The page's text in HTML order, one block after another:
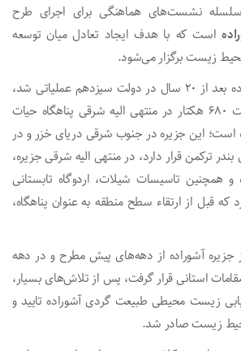
نشست‌های هماهنگی برای اجرای طرح
است که با هدف ایجاد تعادل میان توسعه
زیست برگزار می‌شود.
طرح طبیعت‌گردی آشوراده بعد از ۲۰ سال در دولت سیزدهم عملیاتی شد،
جزیره آشوراده با مساحت ۶۸۰ هکتار در منتهی الیه شرقی پناهگاه حیات
است؛ این جزیره در جنوب شرقی دریای خزر و در
ترکمن قرار دارد، در منتهی الیه شرقی جزیره،
و همچنین تاسیسات شیلات، اردوگاه تابستانی
که قبل از ارتقاء سطح منطقه به عنوان پناهگاه،
جزیره آشوراده از دهه‌های پیش مطرح و در دهه
مقامات استانی قرار گرفت، پس از تلاش‌های بسیار،
طرح ارزیابی زیست محیطی طبیعت گردی آشوراده تایید و
زیست صادر شد.